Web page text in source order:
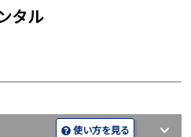
タル
使い方を見る